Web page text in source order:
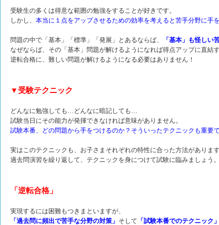
受験生の多くは得意な範囲の勉強をすることが好きです。
しかし、 本当に１点をアップさせるための効率を考えると苦手分野に手
問題の中で「基本」「標準」「発展」とあるならば、
「基本」も怪しい
なぜならば、その「基本」問題が解けるようになれば得点アップに直結
逆転合格に、難しい問題が解けるようになる必要はありません！
▼受験テクニック
どんなに勉強しても…どんなに暗記しても…
試験当日にその能力が発揮できなければ意味がありません。
試験本番、どの問題から手をつけるのか？そういったテクニックも重要
実はこのテクニックも、お子さまそれぞれの特性に合った方法がありま
過去問演習を繰り返して、テクニックを身につけて試験に臨みましょう
「逆転合格」
実現するには困難もつきまといますが、
「過去問に頻出で苦手な分野の対策」 そして 「試験本番でのテクニック